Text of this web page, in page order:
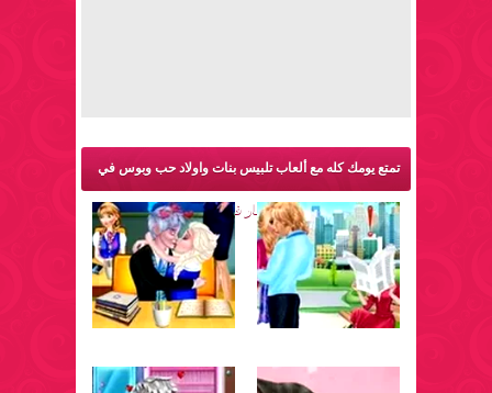
تمتع يومك كله مع ألعاب تلبيس بنات واولاد حب وبوس في
الفم والمزيد من ألعاب للكبار فقط: